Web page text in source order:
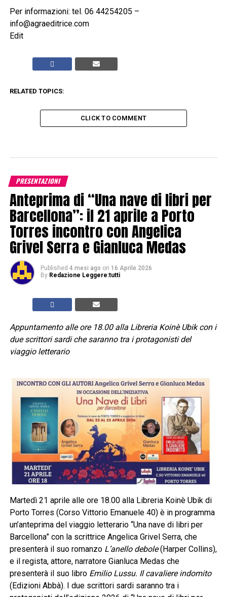
Per informazioni: tel. 06 44254205 –
info@agraeditrice.com
Edit
RELATED TOPICS:
CLICK TO COMMENT
PRESENTAZIONI
Anteprima di “Una nave di libri per
Barcellona”: il 21 aprile a Porto
Torres incontro con Angelica
Grivel Serra e Gianluca Medas
Published 4 mesi ago on 16 Aprile 2026
By Redazione Leggere:tutti
Appuntamento alle ore 18.00 alla Libreria Koinè Ubik con i
due scrittori sardi che saranno tra i protagonisti del
viaggio letterario
Martedì 21 aprile alle ore 18.00 alla Libreria Koinè Ubik di
Porto Torres (Corso Vittorio Emanuele 40) è in programma
un’anteprima del viaggio letterario “Una nave di libri per
Barcellona” con la scrittrice Angelica Grivel Serra, che
presenterà il suo romanzo L’anello debole(Harper Collins),
e il regista, attore, narratore Gianluca Medas che
presenterà il suo libro Emilio Lussu. Il cavaliere indomito
(Edizioni Abbà). I due scrittori sardi saranno tra i